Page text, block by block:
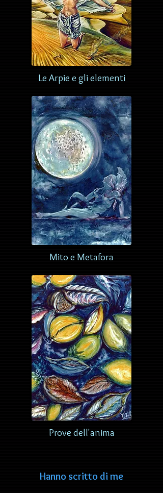
Le Arpie e gli elementi
Mito e Metafora
Prove dell'anima
Hanno scritto di me